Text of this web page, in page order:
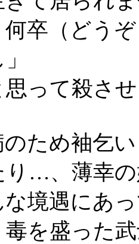
何卒（どう
思って殺さ
のため袖乞
り…、薄幸
境遇にあ
を盛った